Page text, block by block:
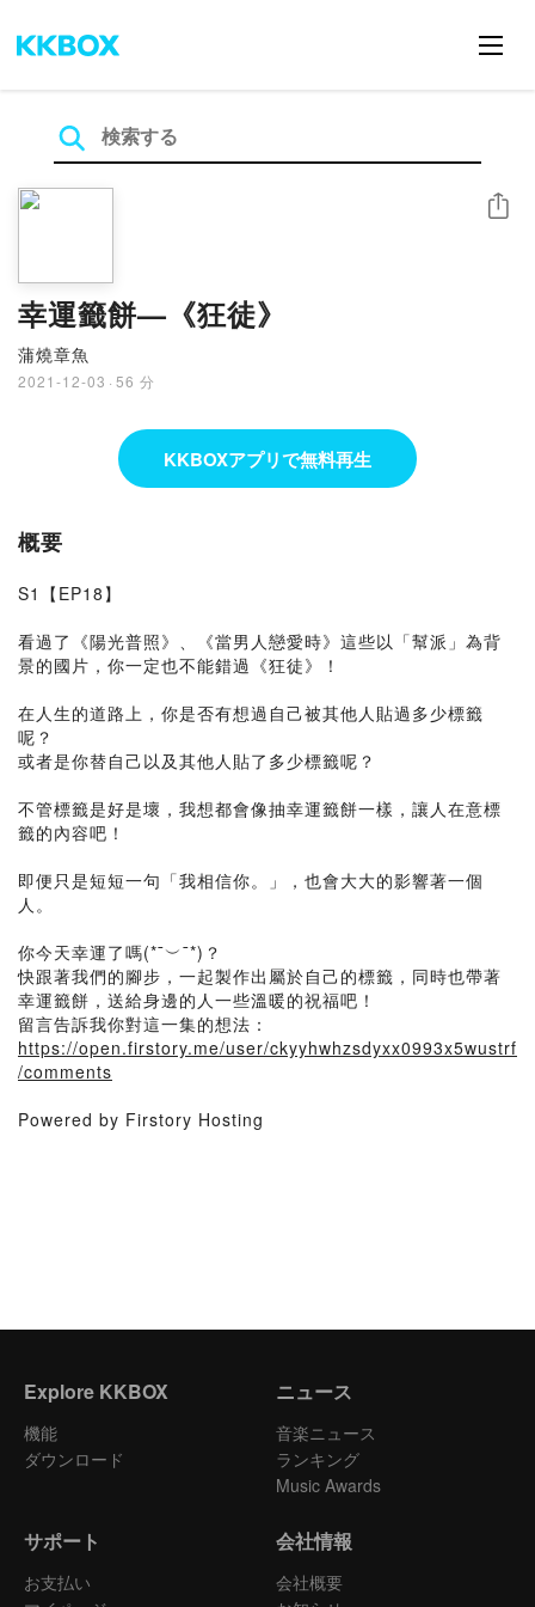
幸運籤餅—《狂徒》
蒲燒章魚
2021-12-03 · 56 分
シェア
KKBOXアプリで無料再生
概要
S1【EP18】
看過了《陽光普照》、《當男人戀愛時》這些以「幫派」為背
景的國片，你一定也不能錯過《狂徒》！
在人生的道路上，你是否有想過自己被其他人貼過多少標籤
呢？
或者是你替自己以及其他人貼了多少標籤呢？
不管標籤是好是壞，我想都會像抽幸運籤餅一樣，讓人在意標
籤的內容吧！
即便只是短短一句「我相信你。」，也會大大的影響著一個
人。
你今天幸運了嗎(*¯︶¯*)？
快跟著我們的腳步，一起製作出屬於自己的標籤，同時也帶著
幸運籤餅，送給身邊的人一些溫暖的祝福吧！
留言告訴我你對這一集的想法：
https://open.firstory.me/user/ckyyhwhzsdyxx0993x5wustrf
/comments
Powered by Firstory Hosting
Explore KKBOX
機能
ダウンロード
ニュース
音楽ニュース
ランキング
Music Awards
サポート
お支払い
会社情報
会社概要